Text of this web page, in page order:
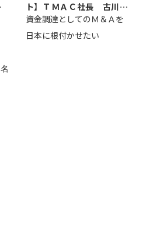
ト】ＴＭＡＣ社長 古川英
一
資金調達としてのＭ＆Ａを
日本に根付かせたい